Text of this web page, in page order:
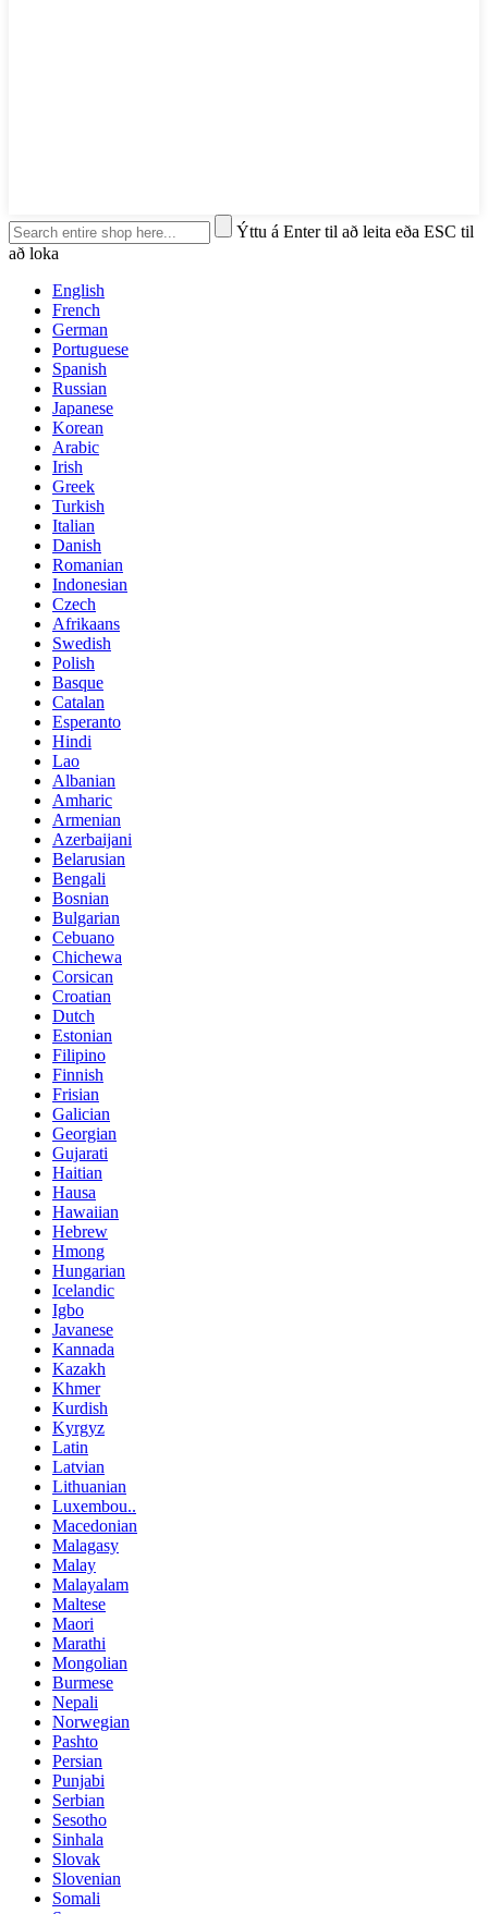
Ýttu á Enter til að leita eða ESC til
að loka
English
French
German
Portuguese
Spanish
Russian
Japanese
Korean
Arabic
Irish
Greek
Turkish
Italian
Danish
Romanian
Indonesian
Czech
Afrikaans
Swedish
Polish
Basque
Catalan
Esperanto
Hindi
Lao
Albanian
Amharic
Armenian
Azerbaijani
Belarusian
Bengali
Bosnian
Bulgarian
Cebuano
Chichewa
Corsican
Croatian
Dutch
Estonian
Filipino
Finnish
Frisian
Galician
Georgian
Gujarati
Haitian
Hausa
Hawaiian
Hebrew
Hmong
Hungarian
Icelandic
Igbo
Javanese
Kannada
Kazakh
Khmer
Kurdish
Kyrgyz
Latin
Latvian
Lithuanian
Luxembou..
Macedonian
Malagasy
Malay
Malayalam
Maltese
Maori
Marathi
Mongolian
Burmese
Nepali
Norwegian
Pashto
Persian
Punjabi
Serbian
Sesotho
Sinhala
Slovak
Slovenian
Somali